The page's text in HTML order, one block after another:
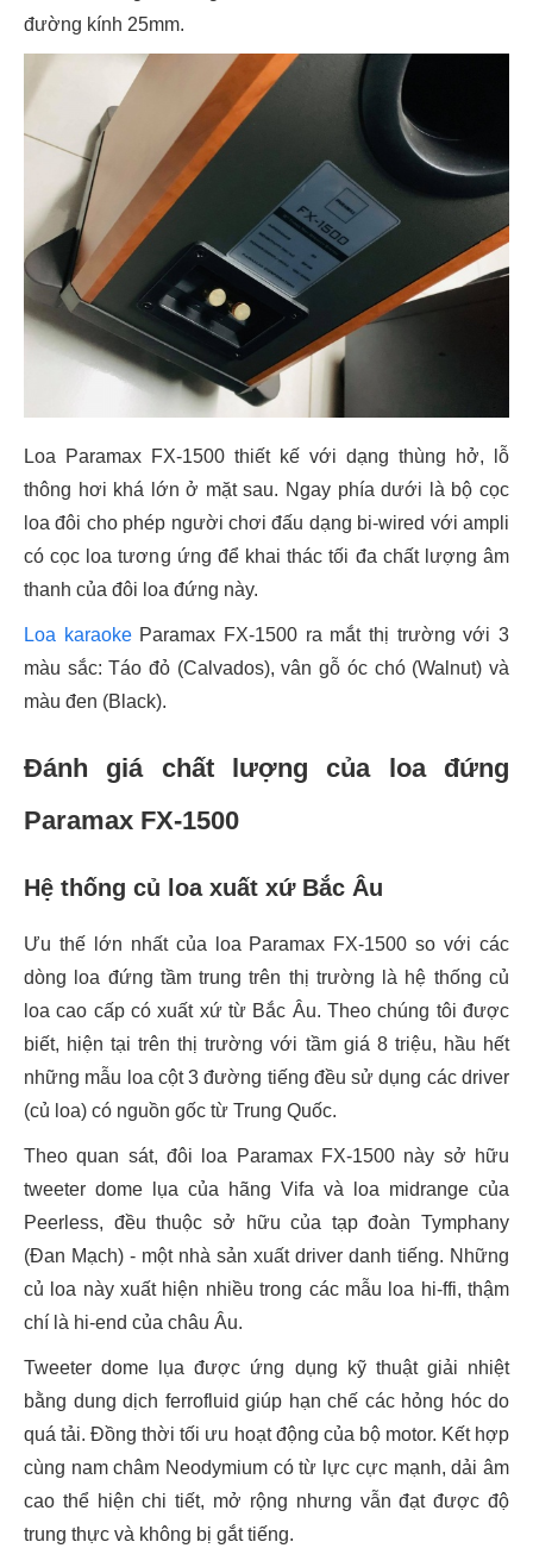
đường kính 25mm.
Loa Paramax FX-1500 thiết kế với dạng thùng hở, lỗ
thông hơi khá lớn ở mặt sau. Ngay phía dưới là bộ cọc
loa đôi cho phép người chơi đấu dạng bi-wired với ampli
có cọc loa tương ứng để khai thác tối đa chất lượng âm
thanh của đôi loa đứng này.
Loa karaokeParamax FX-1500 ra mắt thị trường với 3
màu sắc: Táo đỏ (Calvados), vân gỗ óc chó (Walnut) và
màu đen (Black).
Đánh giá chất lượng của loa đứng
Paramax FX-1500
Hệ thống củ loa xuất xứ Bắc Âu
Ưu thế lớn nhất của loa Paramax FX-1500 so với các
dòng loa đứng tầm trung trên thị trường là hệ thống củ
loa cao cấp có xuất xứ từ Bắc Âu. Theo chúng tôi được
biết, hiện tại trên thị trường với tầm giá 8 triệu, hầu hết
những mẫu loa cột 3 đường tiếng đều sử dụng các driver
(củ loa) có nguồn gốc từ Trung Quốc.
Theo quan sát, đôi loa Paramax FX-1500 này sở hữu
tweeter dome lụa của hãng Vifa và loa midrange của
Peerless, đều thuộc sở hữu của tạp đoàn Tymphany
(Đan Mạch) - một nhà sản xuất driver danh tiếng. Những
củ loa này xuất hiện nhiều trong các mẫu loa hi-ffi, thậm
chí là hi-end của châu Âu.
Tweeter dome lụa được ứng dụng kỹ thuật giải nhiệt
bằng dung dịch ferrofluid giúp hạn chế các hỏng hóc do
quá tải. Đồng thời tối ưu hoạt động của bộ motor. Kết hợp
cùng nam châm Neodymium có từ lực cực mạnh, dải âm
cao thể hiện chi tiết, mở rộng nhưng vẫn đạt được độ
trung thực và không bị gắt tiếng.